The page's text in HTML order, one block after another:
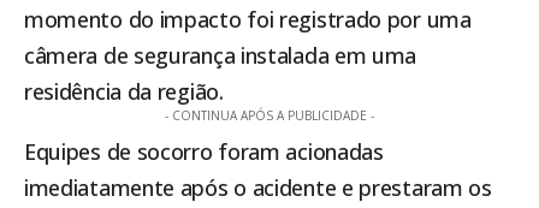
momento do impacto foi registrado por uma
câmera de segurança instalada em uma
residência da região.
- CONTINUA APÓS A PUBLICIDADE -
Equipes de socorro foram acionadas
imediatamente após o acidente e prestaram os